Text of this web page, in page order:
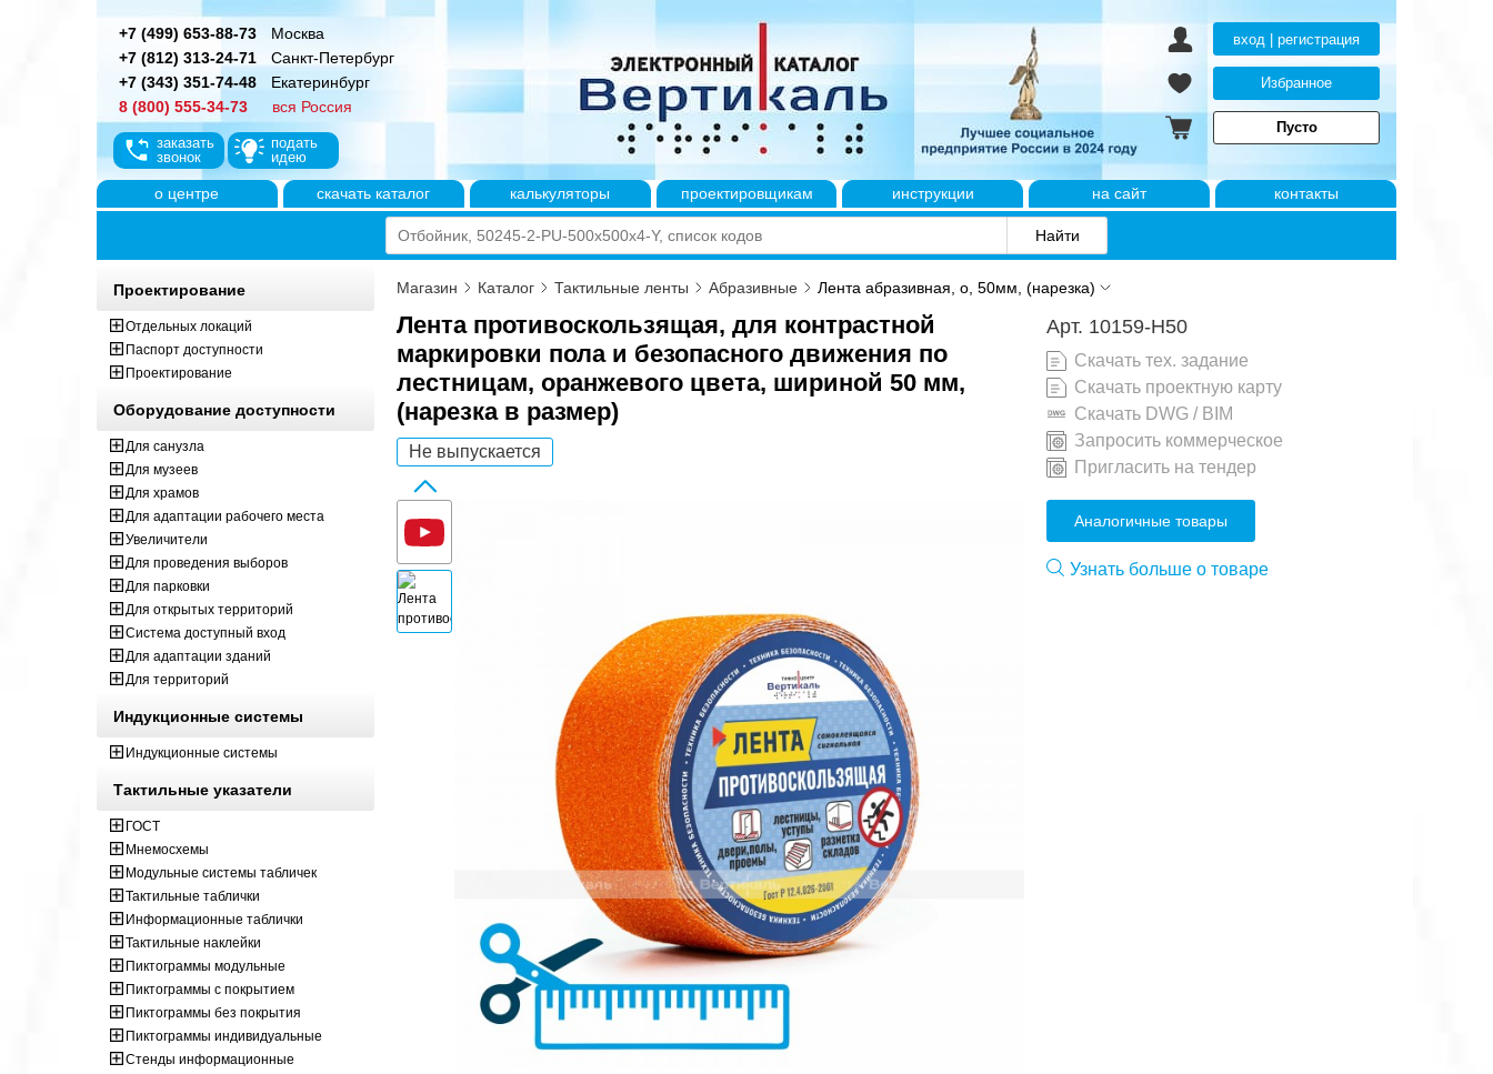
+7 (499) 653-88-73
Москва
+7 (812) 313-24-71
Санкт-Петербург
+7 (343) 351-74-48
Екатеринбург
8 (800) 555-34-73
вся Россия
заказать
звонок
подать
идею
вход | регистрация
Избранное
Пусто
о центре скачать каталог калькуляторы проектировщикам инструкции на сайт контакты
Магазин Каталог Тактильные ленты Абразивные Лента абразивная, о, 50мм, (нарезка)
Лента противоскользящая, для контрастной
маркировки пола и безопасного движения по
лестницам, оранжевого цвета, шириной 50 мм,
(нарезка в размер)
Не выпускается
Арт. 10159-H50
Скачать тех. задание
Скачать проектную карту
Скачать DWG / BIM
Запросить коммерческое
Пригласить на тендер
Аналогичные товары
Узнать больше о товаре
Проектирование
Отдельных локаций
Паспорт доступности
Проектирование
Оборудование доступности
Для санузла
Для музеев
Для храмов
Для адаптации рабочего места
Увеличители
Для проведения выборов
Для парковки
Для открытых территорий
Система доступный вход
Для адаптации зданий
Для территорий
Индукционные системы
Индукционные системы
Тактильные указатели
ГОСТ
Мнемосхемы
Модульные системы табличек
Тактильные таблички
Информационные таблички
Тактильные наклейки
Пиктограммы модульные
Пиктограммы с покрытием
Пиктограммы без покрытия
Пиктограммы индивидуальные
Стенды информационные